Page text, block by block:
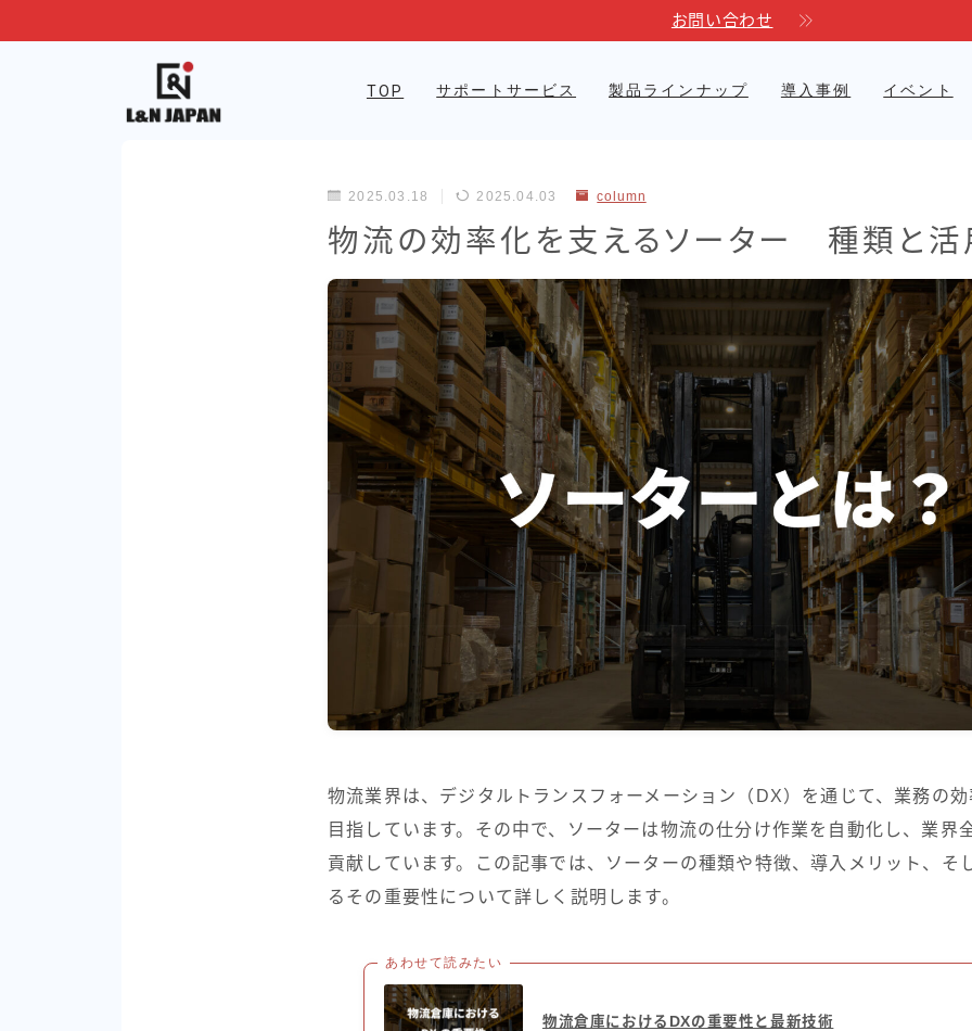
お問い合わせ
TOP サポートサービス 製品ラインナップ
Linkores AGF
Linkores AGF スタッカ
ー
Linkores AGF 水平搬送
モデル
Linkores AGF CBD20H
シャトルラックシステム
標準型シャトル
重量型シャトル
薄型シャトル
AMR (自律走行搬送ロボッ
ト)
TransPallet
TransPallet X
導入事例
衣類品製造
イベント
2025.03.18 2025.04.03 column
物流の効率化を支えるソーター 種類と活
物流業界は、デジタルトランスフォーメーション（DX）を通じて、業務の
目指しています。その中で、ソーターは物流の仕分け作業を自動化し、業界
貢献しています。この記事では、ソーターの種類や特徴、導入メリット、そ
るその重要性について詳しく説明します。
あわせて読みたい
物流倉庫におけるDXの重要性と最新技術